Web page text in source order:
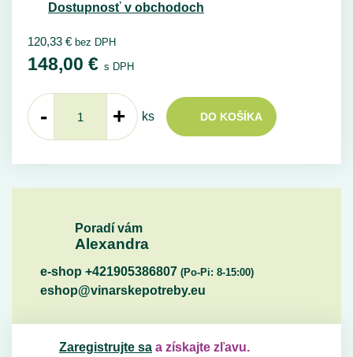
Dostupnosť v obchodoch
120,33 € bez DPH
148,00 € s DPH
- + ks DO KOŠÍKA
Poradí vám
Alexandra
e-shop +421905386807 (Po-Pi: 8-15:00)
eshop@vinarskepotreby.eu
Zaregistrujte sa a získajte zľavu.